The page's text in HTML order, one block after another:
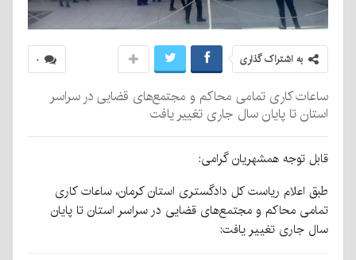
۰ به اشتراک گذاری
ساعات کاری تمامی محاکم و مجتمع‌های قضایی در سراسر
استان تا پایان سال جاری تغییر یافت
قابل توجه همشهریان گرامی:
طبق اعلام ریاست کل دادگستری استان کرمان، ساعات کاری
تمامی محاکم و مجتمع‌های قضایی در سراسر استان تا پایان
سال جاری تغییر یافت: